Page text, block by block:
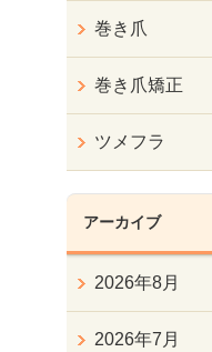
巻き爪
巻き爪矯正
ツメフラ
アーカイブ
2026年8月
2026年7月